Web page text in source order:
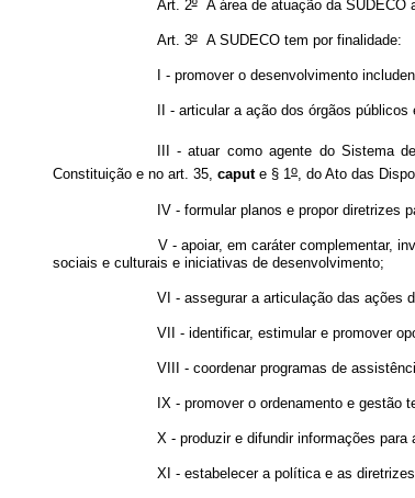
Art. 2ºA área de atuação da SUDECO
Art. 3ºA SUDECO tem por finalidade:
I - promover o desenvolvimento
II - articular a ação dos órgãos
III - atuar como agente do Sistema
Constituição e no art. 35, capute § 1o, do Ato das
IV - formular planos e propor diretrizes
V - apoiar, em caráter complementar,
sociais e culturais e iniciativas de desenvolvimento;
VI - assegurar a articulação das ações
VII - identificar, estimular e promover
VIII - coordenar programas de
IX - promover o ordenamento e gestão
X - produzir e difundir informações para
XI - estabelecer a política e as